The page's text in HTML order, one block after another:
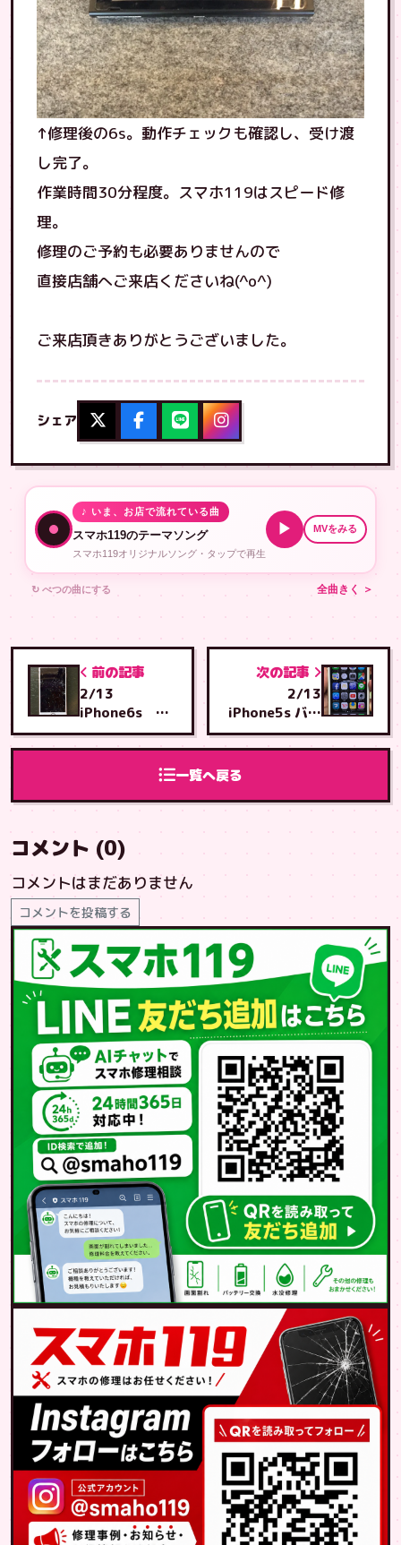
↑修理後の6s。動作チェックも確認し、受け渡
し完了。
作業時間30分程度。スマホ119はスピード修
理。
修理のご予約も必要ありませんので
直接店舗へご来店くださいね(^o^)
ご来店頂きありがとうございました。
シェア
♪ いま、お店で流れている曲
スマホ119のテーマソング
スマホ119オリジナルソング・タップで再生
▶ MVをみる
↻ べつの曲にする 全曲きく ＞
前の記事
2/13
iPhone6s 画
面交換 地元宜
野湾市から宜野
湾ベースへご来一覧へ戻る
次の記事
2/13
iPhone5s バッ
テリー交換 西原
町から安謝店へ
コメント (0)
コメントはまだありません
コメントを投稿する